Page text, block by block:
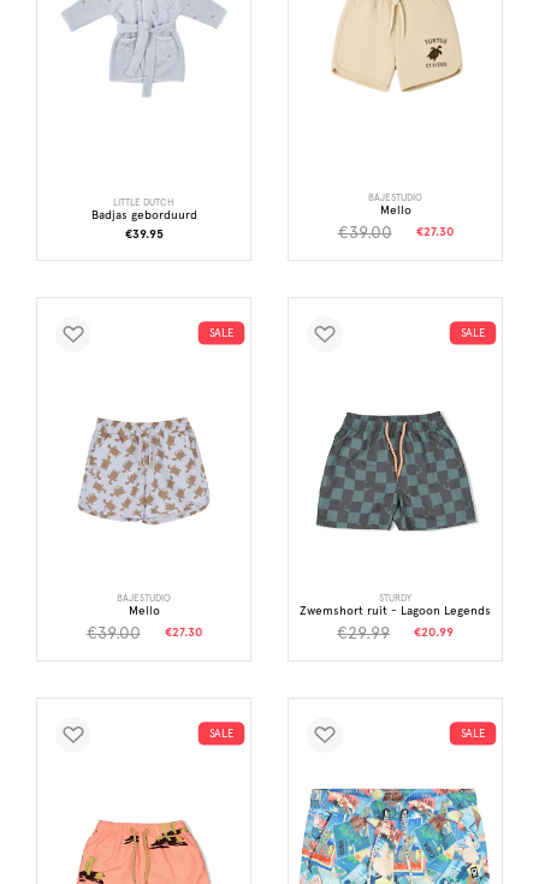
LITTLE DUTCH
Badjas geborduurd
€39.95
BAJESTUDIO
Mello
€39.00 €27.30
SALE
BAJESTUDIO
Mello
€39.00 €27.30
SALE
STURDY
Zwemshort ruit - Lagoon Legends
€29.99 €20.99
SALE SALE